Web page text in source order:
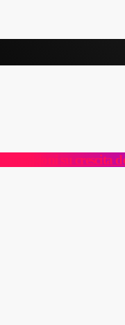
previsioni su crescita